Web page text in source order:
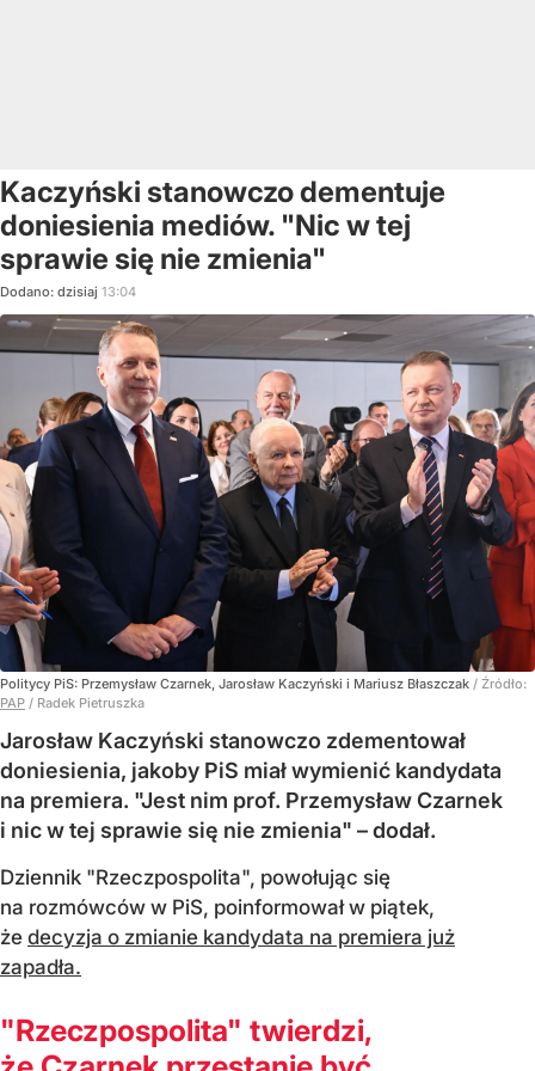
Kaczyński stanowczo dementuje
doniesienia mediów. "Nic w tej
sprawie się nie zmienia"
Dodano: dzisiaj 13:04
Politycy PiS: Przemysław Czarnek, Jarosław Kaczyński i Mariusz Błaszczak / Źródło:
PAP / Radek Pietruszka
Jarosław Kaczyński stanowczo zdementował
doniesienia, jakoby PiS miał wymienić kandydata
na premiera. "Jest nim prof. Przemysław Czarnek
i nic w tej sprawie się nie zmienia" – dodał.
Dziennik "Rzeczpospolita", powołując się
na rozmówców w PiS, poinformował w piątek,
że decyzja o zmianie kandydata na premiera już
zapadła.
"Rzeczpospolita" twierdzi,